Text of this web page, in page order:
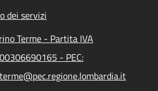
dei servizi
Terme - Partita IVA
- PEC: